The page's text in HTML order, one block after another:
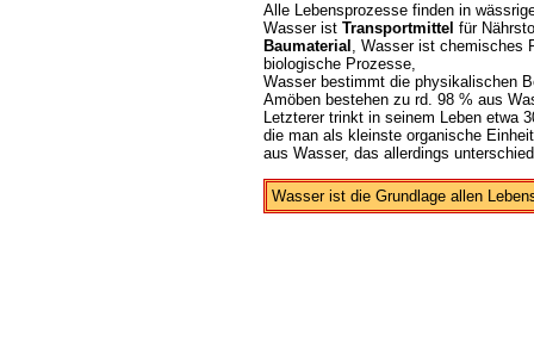
Alle Lebensprozesse finden in
Wasser ist Transportmittel für
Baumaterial , Wasser ist chemisches
biologische Prozesse,
Wasser bestimmt die physikalischen
Amöben bestehen zu rd. 98 % aus
Letzterer trinkt in seinem Leben etwa
die man als kleinste organische
aus Wasser, das allerdings
Wasser ist die Grundlage allen